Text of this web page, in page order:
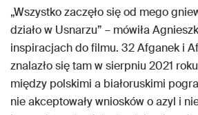
„Wszystko zaczęło się od mego
działo w Usnarzu” – mówiła
inspiracjach do filmu. 32 Afganek i
znalazło się tam w sierpniu 2021
między polskimi a białoruskimi
nie akceptowały wniosków o azyl i